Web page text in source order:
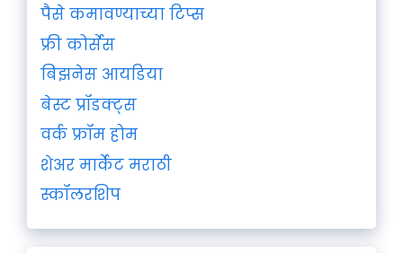
पैसे कमावण्याच्या टिप्स
फ्री कोर्सेस
बिझनेस आयडिया
बेस्ट प्रॉडक्ट्स
वर्क फ्रॉम होम
शेअर मार्केट मराठी
स्कॉलरशिप